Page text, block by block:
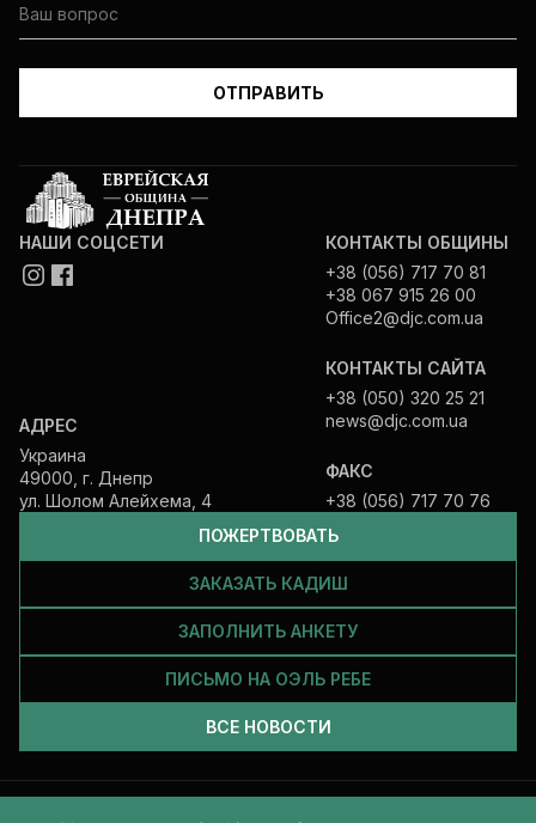
ПОЖЕРТВОВАТЬ
ЗАКАЗАТЬ КАДИШ
ЗАПОЛНИТЬ АНКЕТУ
ПИСЬМО НА ОЭЛЬ РЕБЕ
ВСЕ НОВОСТИ
НАШИ СОЦСЕТИ
АДРЕС
Украина
49000, г. Днепр
ул. Шолом Алейхема, 4
КОНТАКТЫ ОБЩИНЫ
+38 (056) 717 70 81
+38 067 915 26 00
Office2@djc.com.ua
КОНТАКТЫ САЙТА
+38 (050) 320 25 21
news@djc.com.ua
ФАКС
+38 (056) 717 70 76
Все права защищены и принадлежат Еврейской общине Днепра.